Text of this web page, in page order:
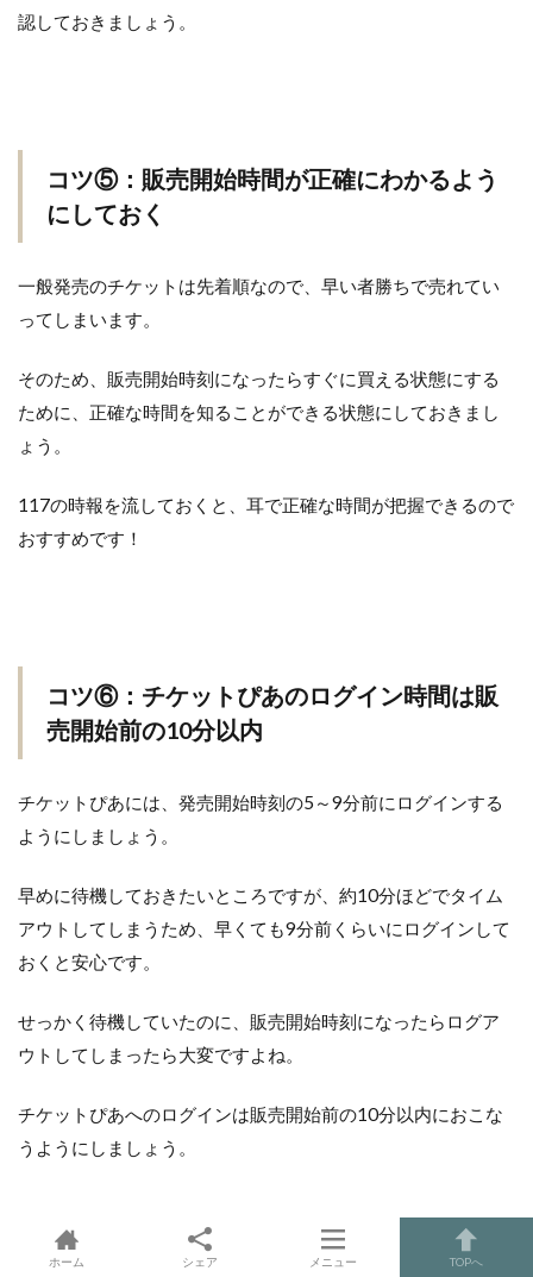
認しておきましょう。
コツ⑤：販売開始時間が正確にわかるよう
にしておく
一般発売のチケットは先着順なので、早い者勝ちで売れてい
ってしまいます。
そのため、販売開始時刻になったらすぐに買える状態にする
ために、正確な時間を知ることができる状態にしておきまし
ょう。
117の時報を流しておくと、耳で正確な時間が把握できるので
おすすめです！
コツ⑥：チケットぴあのログイン時間は販
売開始前の10分以内
チケットぴあには、発売開始時刻の5～9分前にログインする
ようにしましょう。
早めに待機しておきたいところですが、約10分ほどでタイム
アウトしてしまうため、早くても9分前くらいにログインして
おくと安心です。
せっかく待機していたのに、販売開始時刻になったらログア
ウトしてしまったら大変ですよね。
チケットぴあへのログインは販売開始前の10分以内におこな
うようにしましょう。
ホーム シェア メニュー TOPへ